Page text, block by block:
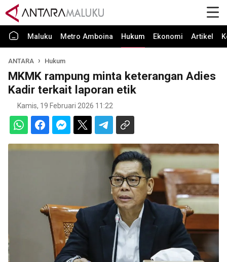
Maluku Metro Amboina Hukum Ekonomi Artikel
ANTARA Hukum
MKMK rampung minta keterangan Adies
Kadir terkait laporan etik
Kamis, 19 Februari 2026 11:22